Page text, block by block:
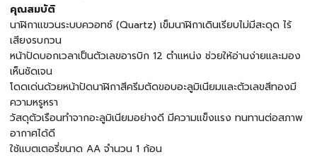
คุณสมบัติ
นาฬิกาแขวนระบบควอทซ์ (Quartz) เข็มนาฬิกาเดินเรียบไม่มีสะดุด ไร้
เสียงรบกวน
หน้าปัดบอกเวลาเป็นตัวเลขอารบิก 12 ตำแหน่ง ช่วยให้อ่านง่ายและมอง
เห็นชัดเจน
โดดเด่นด้วยหน้าปัดนาฬิกาสีครีมตัดขอบอะลูมิเนียมและตัวเลขสีทองมี
ความหรูหรา
วัสดุตัวเรือนทำจากอะลูมิเนียมอย่างดี มีความแข็งแรง ทนทานต่อสภาพ
อากาศได้ดี
ใช้แบตเตอรี่ขนาด AA จำนวน 1 ก้อน